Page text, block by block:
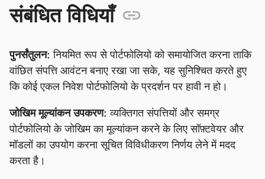
संबंधित विधियाँ
पुनर्संतुलन: नियमित रूप से पोर्टफोलियो को समायोजित करना ताकि
वांछित संपत्ति आवंटन बनाए रखा जा सके, यह सुनिश्चित करते हुए
कि कोई एकल निवेश पोर्टफोलियो के प्रदर्शन पर हावी न हो।
जोखिम मूल्यांकन उपकरण: व्यक्तिगत संपत्तियों और समग्र
पोर्टफोलियो के जोखिम का मूल्यांकन करने के लिए सॉफ़्टवेयर और
मॉडलों का उपयोग करना सूचित विविधीकरण निर्णय लेने में मदद
करता है।